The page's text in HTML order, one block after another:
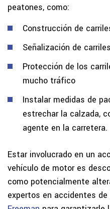
peatones, como:
Construcción de
Señalización de
Protección de los
mucho tráfico
Instalar medidas de
estrechar la calzada,
agente en la carretera.
Estar involucrado en un
vehículo de motor es
como potencialmente
expertos en accidentes